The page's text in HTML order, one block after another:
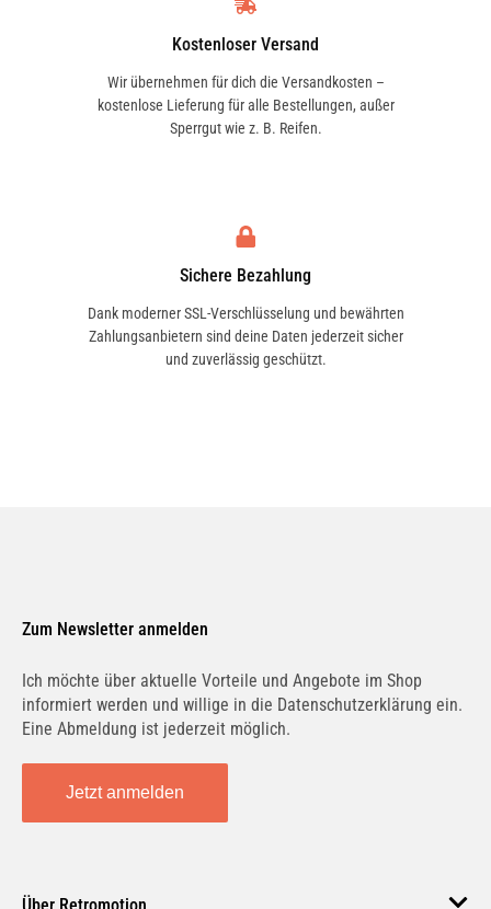
Kostenloser Versand
Wir übernehmen für dich die Versandkosten –
kostenlose Lieferung für alle Bestellungen, außer
Sperrgut wie z. B. Reifen.
Sichere Bezahlung
Dank moderner SSL-Verschlüsselung und bewährten
Zahlungsanbietern sind deine Daten jederzeit sicher
und zuverlässig geschützt.
Zum Newsletter anmelden
Ich möchte über aktuelle Vorteile und Angebote im Shop
informiert werden und willige in die Datenschutzerklärung ein.
Eine Abmeldung ist jederzeit möglich.
Jetzt anmelden